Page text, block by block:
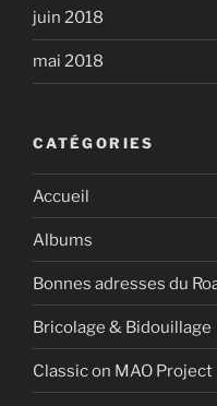
juin 2018
mai 2018
CATÉGORIES
Accueil
Albums
Bonnes adresses du
Bricolage & Bidouillage
Classic on MAO Project